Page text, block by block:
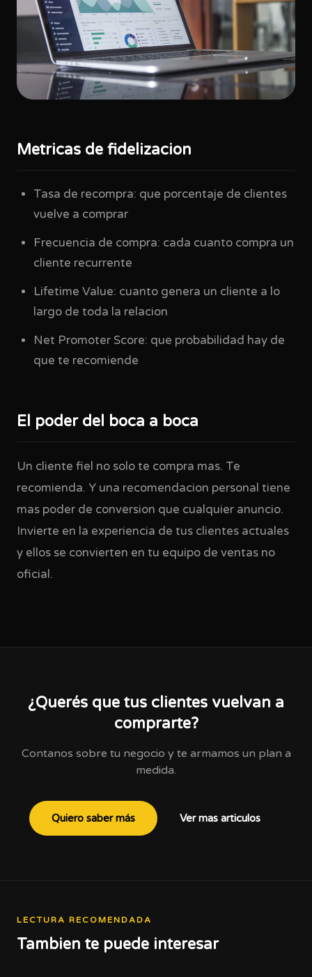
Metricas de fidelizacion
Tasa de recompra: que porcentaje de clientes
vuelve a comprar
Frecuencia de compra: cada cuanto compra un
cliente recurrente
Lifetime Value: cuanto genera un cliente a lo
largo de toda la relacion
Net Promoter Score: que probabilidad hay de
que te recomiende
El poder del boca a boca
Un cliente fiel no solo te compra mas. Te
recomienda. Y una recomendacion personal tiene
mas poder de conversion que cualquier anuncio.
Invierte en la experiencia de tus clientes actuales
y ellos se convierten en tu equipo de ventas no
oficial.
¿Querés que tus clientes vuelvan a
comprarte?
Contanos sobre tu negocio y te armamos un plan a
medida.
Quiero saber más Ver mas articulos
LECTURA RECOMENDADA
Tambien te puede interesar